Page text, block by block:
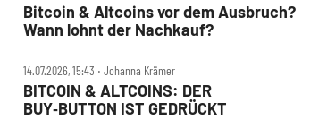
Bitcoin & Altcoins vor dem Ausbruch?
Wann lohnt der Nachkauf?
14.07.2026, 15:43 ‧ Johanna Krämer
BITCOIN & ALTCOINS: DER
BUY‑BUTTON IST GEDRÜCKT